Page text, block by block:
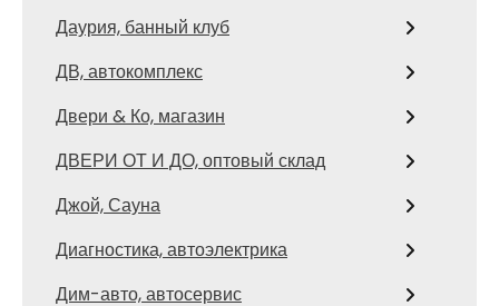
Даурия, банный клуб
ДВ, автокомплекс
Двери & Ко, магазин
ДВЕРИ ОТ И ДО, оптовый склад
Джой, Сауна
Диагностика, автоэлектрика
Дим-авто, автосервис